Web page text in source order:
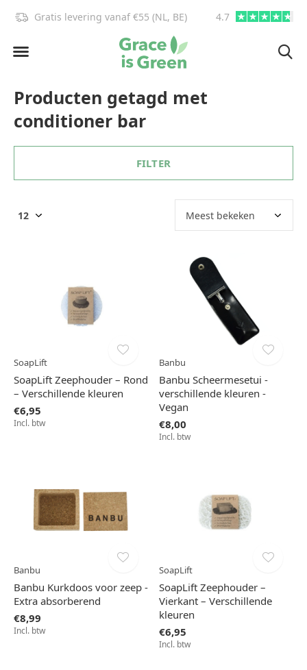
Gratis levering vanaf €55 (NL, BE) 4.7
Producten getagd met
conditioner bar
FILTER
SoapLift
SoapLift Zeephouder – Rond
– Verschillende kleuren
€6,95
Incl. btw
Banbu
Banbu Scheermesetui -
verschillende kleuren -
Vegan
€8,00
Incl. btw
Banbu
Banbu Kurkdoos voor zeep -
Extra absorberend
€8,99
Incl. btw
SoapLift
SoapLift Zeephouder –
Vierkant – Verschillende
kleuren
€6,95
Incl. btw